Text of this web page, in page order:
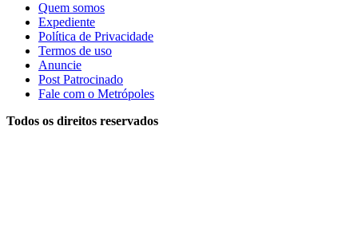
Quem somos
Expediente
Política de Privacidade
Termos de uso
Anuncie
Post Patrocinado
Fale com o Metrópoles
Todos os direitos reservados